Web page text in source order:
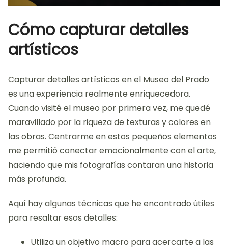
Cómo capturar detalles
artísticos
Capturar detalles artísticos en el Museo del Prado
es una experiencia realmente enriquecedora.
Cuando visité el museo por primera vez, me quedé
maravillado por la riqueza de texturas y colores en
las obras. Centrarme en estos pequeños elementos
me permitió conectar emocionalmente con el arte,
haciendo que mis fotografías contaran una historia
más profunda.
Aquí hay algunas técnicas que he encontrado útiles
para resaltar esos detalles:
Utiliza un objetivo macro para acercarte a las